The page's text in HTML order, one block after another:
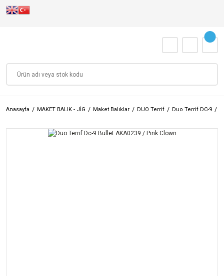
Anasayfa MAKET BALIK - JİG Maket Balıklar DUO Terrif Duo Terrif DC-9